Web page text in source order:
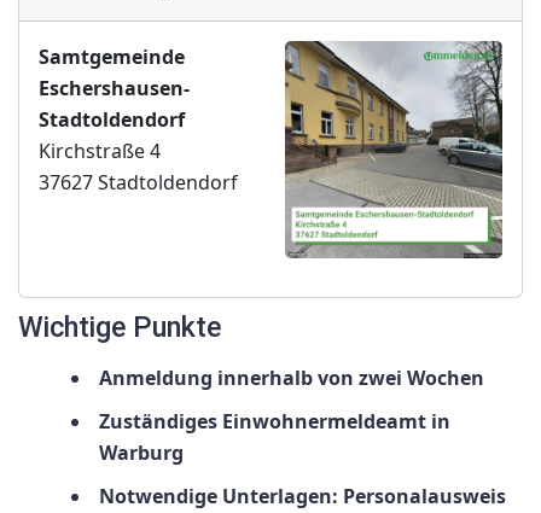
Samtgemeinde
Eschershausen-
Stadtoldendorf
Kirchstraße 4
37627 Stadtoldendorf
Wichtige Punkte
Anmeldung innerhalb von zwei Wochen
Zuständiges Einwohnermeldeamt in
Warburg
Notwendige Unterlagen: Personalausweis